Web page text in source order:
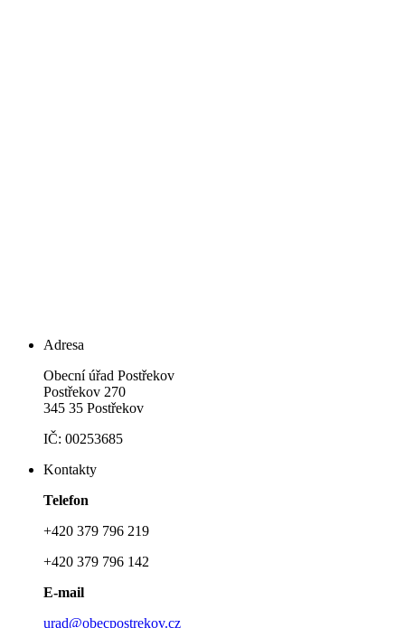
Adresa
Obecní úřad Postřekov
Postřekov 270
345 35 Postřekov
IČ: 00253685
Kontakty
Telefon
+420 379 796 219
+420 379 796 142
E-mail
urad@obecpostrekov.cz